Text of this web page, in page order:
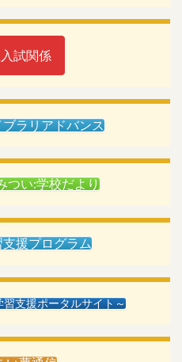
試関係
ラリアドバンス
つい:学校だより
援プログラム
支援ポータルサイト～